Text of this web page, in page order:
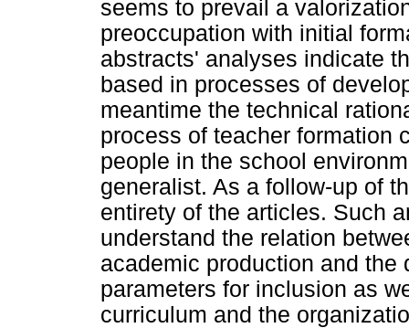
seems to prevail a
preoccupation with initial
abstracts' analyses indicate
based in processes of
meantime the technical
process of teacher formation
people in the school
generalist. As a follow-up of
entirety of the articles. Such
understand the relation
academic production and
parameters for inclusion as
curriculum and the